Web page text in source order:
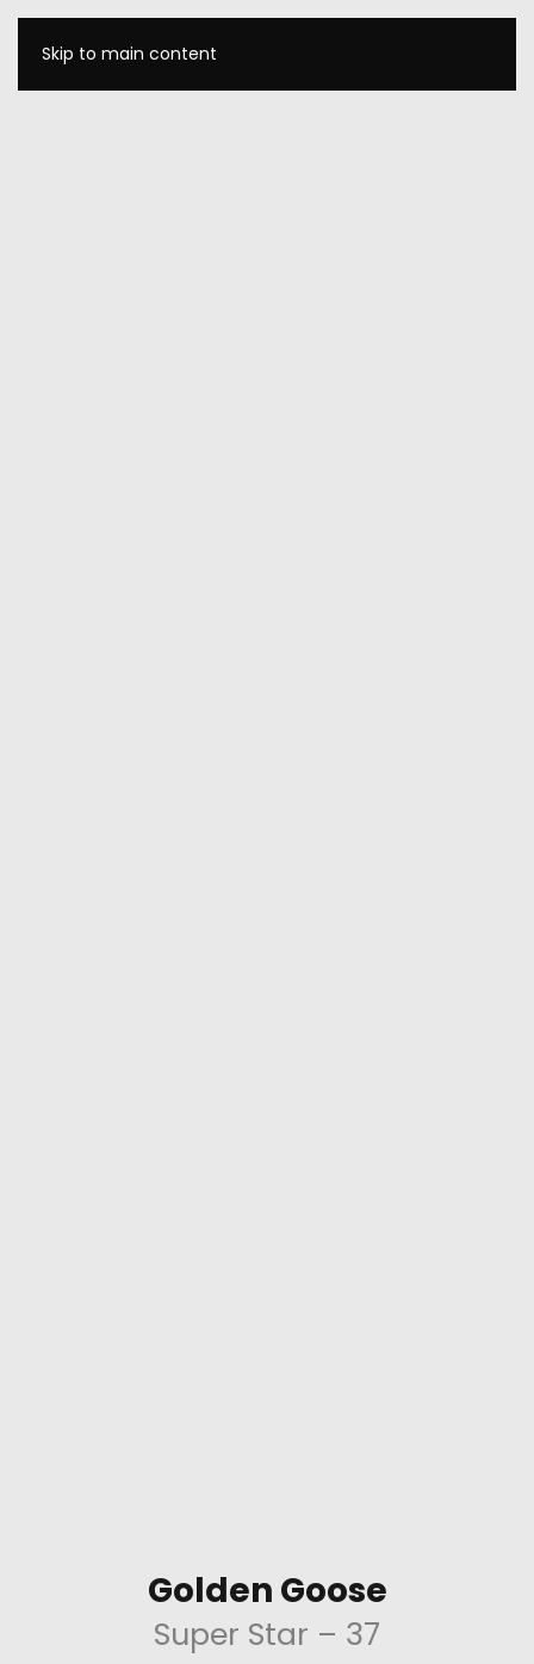
Skip to main content
Golden Goose
Super Star – 37